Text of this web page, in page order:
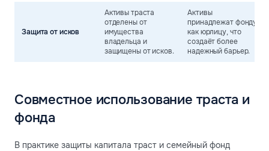
Защита от исков
Активы траста
отделены от
имущества
владельца и
защищены от исков.
Активы
принадлежат фонду
как юрлицу, что
создаёт более
надежный барьер.
Совместное использование траста и
фонда
В практике защиты капитала траст и семейный фонд